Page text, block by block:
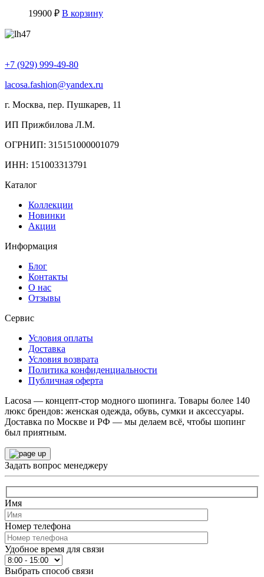
19900 ₽ В корзину
+7 (929) 999-49-80
lacosa.fashion@yandex.ru
г. Москва, пер. Пушкарев, 11
ИП Прижбилова Л.М.
ОГРНИП: 315151000001079
ИНН: 151003313791
Каталог
Коллекции
Новинки
Акции
Информация
Блог
Контакты
О нас
Отзывы
Сервис
Условия оплаты
Доставка
Условия возврата
Политика конфиденциальности
Публичная оферта
Lacosa — концепт-стор модного шопинга. Товары более 140
люкс брендов: женская одежда, обувь, сумки и аксессуары.
Доставка по Москве и РФ — мы делаем всё, чтобы шопинг
был приятным.
Задать вопрос менеджеру
Имя
Номер телефона
Удобное время для связи
Выбрать способ связи